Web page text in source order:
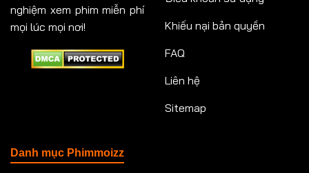
nghiệm xem phim miễn phí
mọi lúc mọi nơi!
Khiếu nại bản quyền
FAQ
Liên hệ
Sitemap
Danh mục Phimmoizz